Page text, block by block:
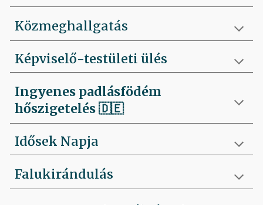
Közmeghallgatás
Képviselő-testületi ülés
Ingyenes padlásfödém
hőszigetelés🇩🇪
Idősek Napja
Falukirándulás